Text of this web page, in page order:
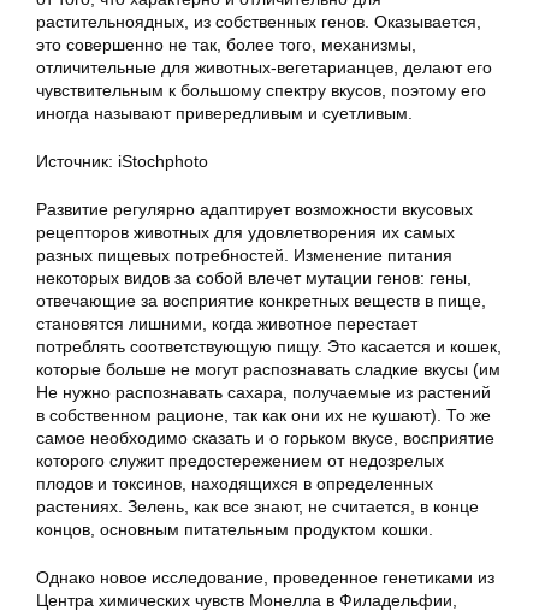
растительноядных, из собственных генов. Оказывается,
это совершенно не так, более того, механизмы,
отличительные для животных-вегетарианцев, делают его
чувствительным к большому спектру вкусов, поэтому его
иногда называют привередливым и суетливым.
Источник: iStochphoto
Развитие регулярно адаптирует возможности вкусовых
рецепторов животных для удовлетворения их самых
разных пищевых потребностей. Изменение питания
некоторых видов за собой влечет мутации генов: гены,
отвечающие за восприятие конкретных веществ в пище,
становятся лишними, когда животное перестает
потреблять соответствующую пищу. Это касается и кошек,
которые больше не могут распознавать сладкие вкусы (им
Не нужно распознавать сахара, получаемые из растений
в собственном рационе, так как они их не кушают). То же
самое необходимо сказать и о горьком вкусе, восприятие
которого служит предостережением от недозрелых
плодов и токсинов, находящихся в определенных
растениях. Зелень, как все знают, не считается, в конце
концов, основным питательным продуктом кошки.
Однако новое исследование, проведенное генетиками из
Центра химических чувств Монелла в Филадельфии,